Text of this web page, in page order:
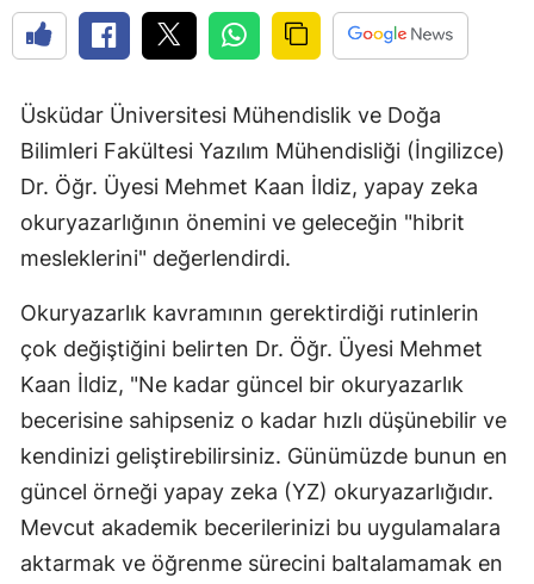
Üsküdar Üniversitesi Mühendislik ve Doğa
Bilimleri Fakültesi Yazılım Mühendisliği (İngilizce)
Dr. Öğr. Üyesi Mehmet Kaan İldiz, yapay zeka
okuryazarlığının önemini ve geleceğin "hibrit
mesleklerini" değerlendirdi.
Okuryazarlık kavramının gerektirdiği rutinlerin
çok değiştiğini belirten Dr. Öğr. Üyesi Mehmet
Kaan İldiz, "Ne kadar güncel bir okuryazarlık
becerisine sahipseniz o kadar hızlı düşünebilir ve
kendinizi geliştirebilirsiniz. Günümüzde bunun en
güncel örneği yapay zeka (YZ) okuryazarlığıdır.
Mevcut akademik becerilerinizi bu uygulamalara
aktarmak ve öğrenme sürecini baltalamamak en